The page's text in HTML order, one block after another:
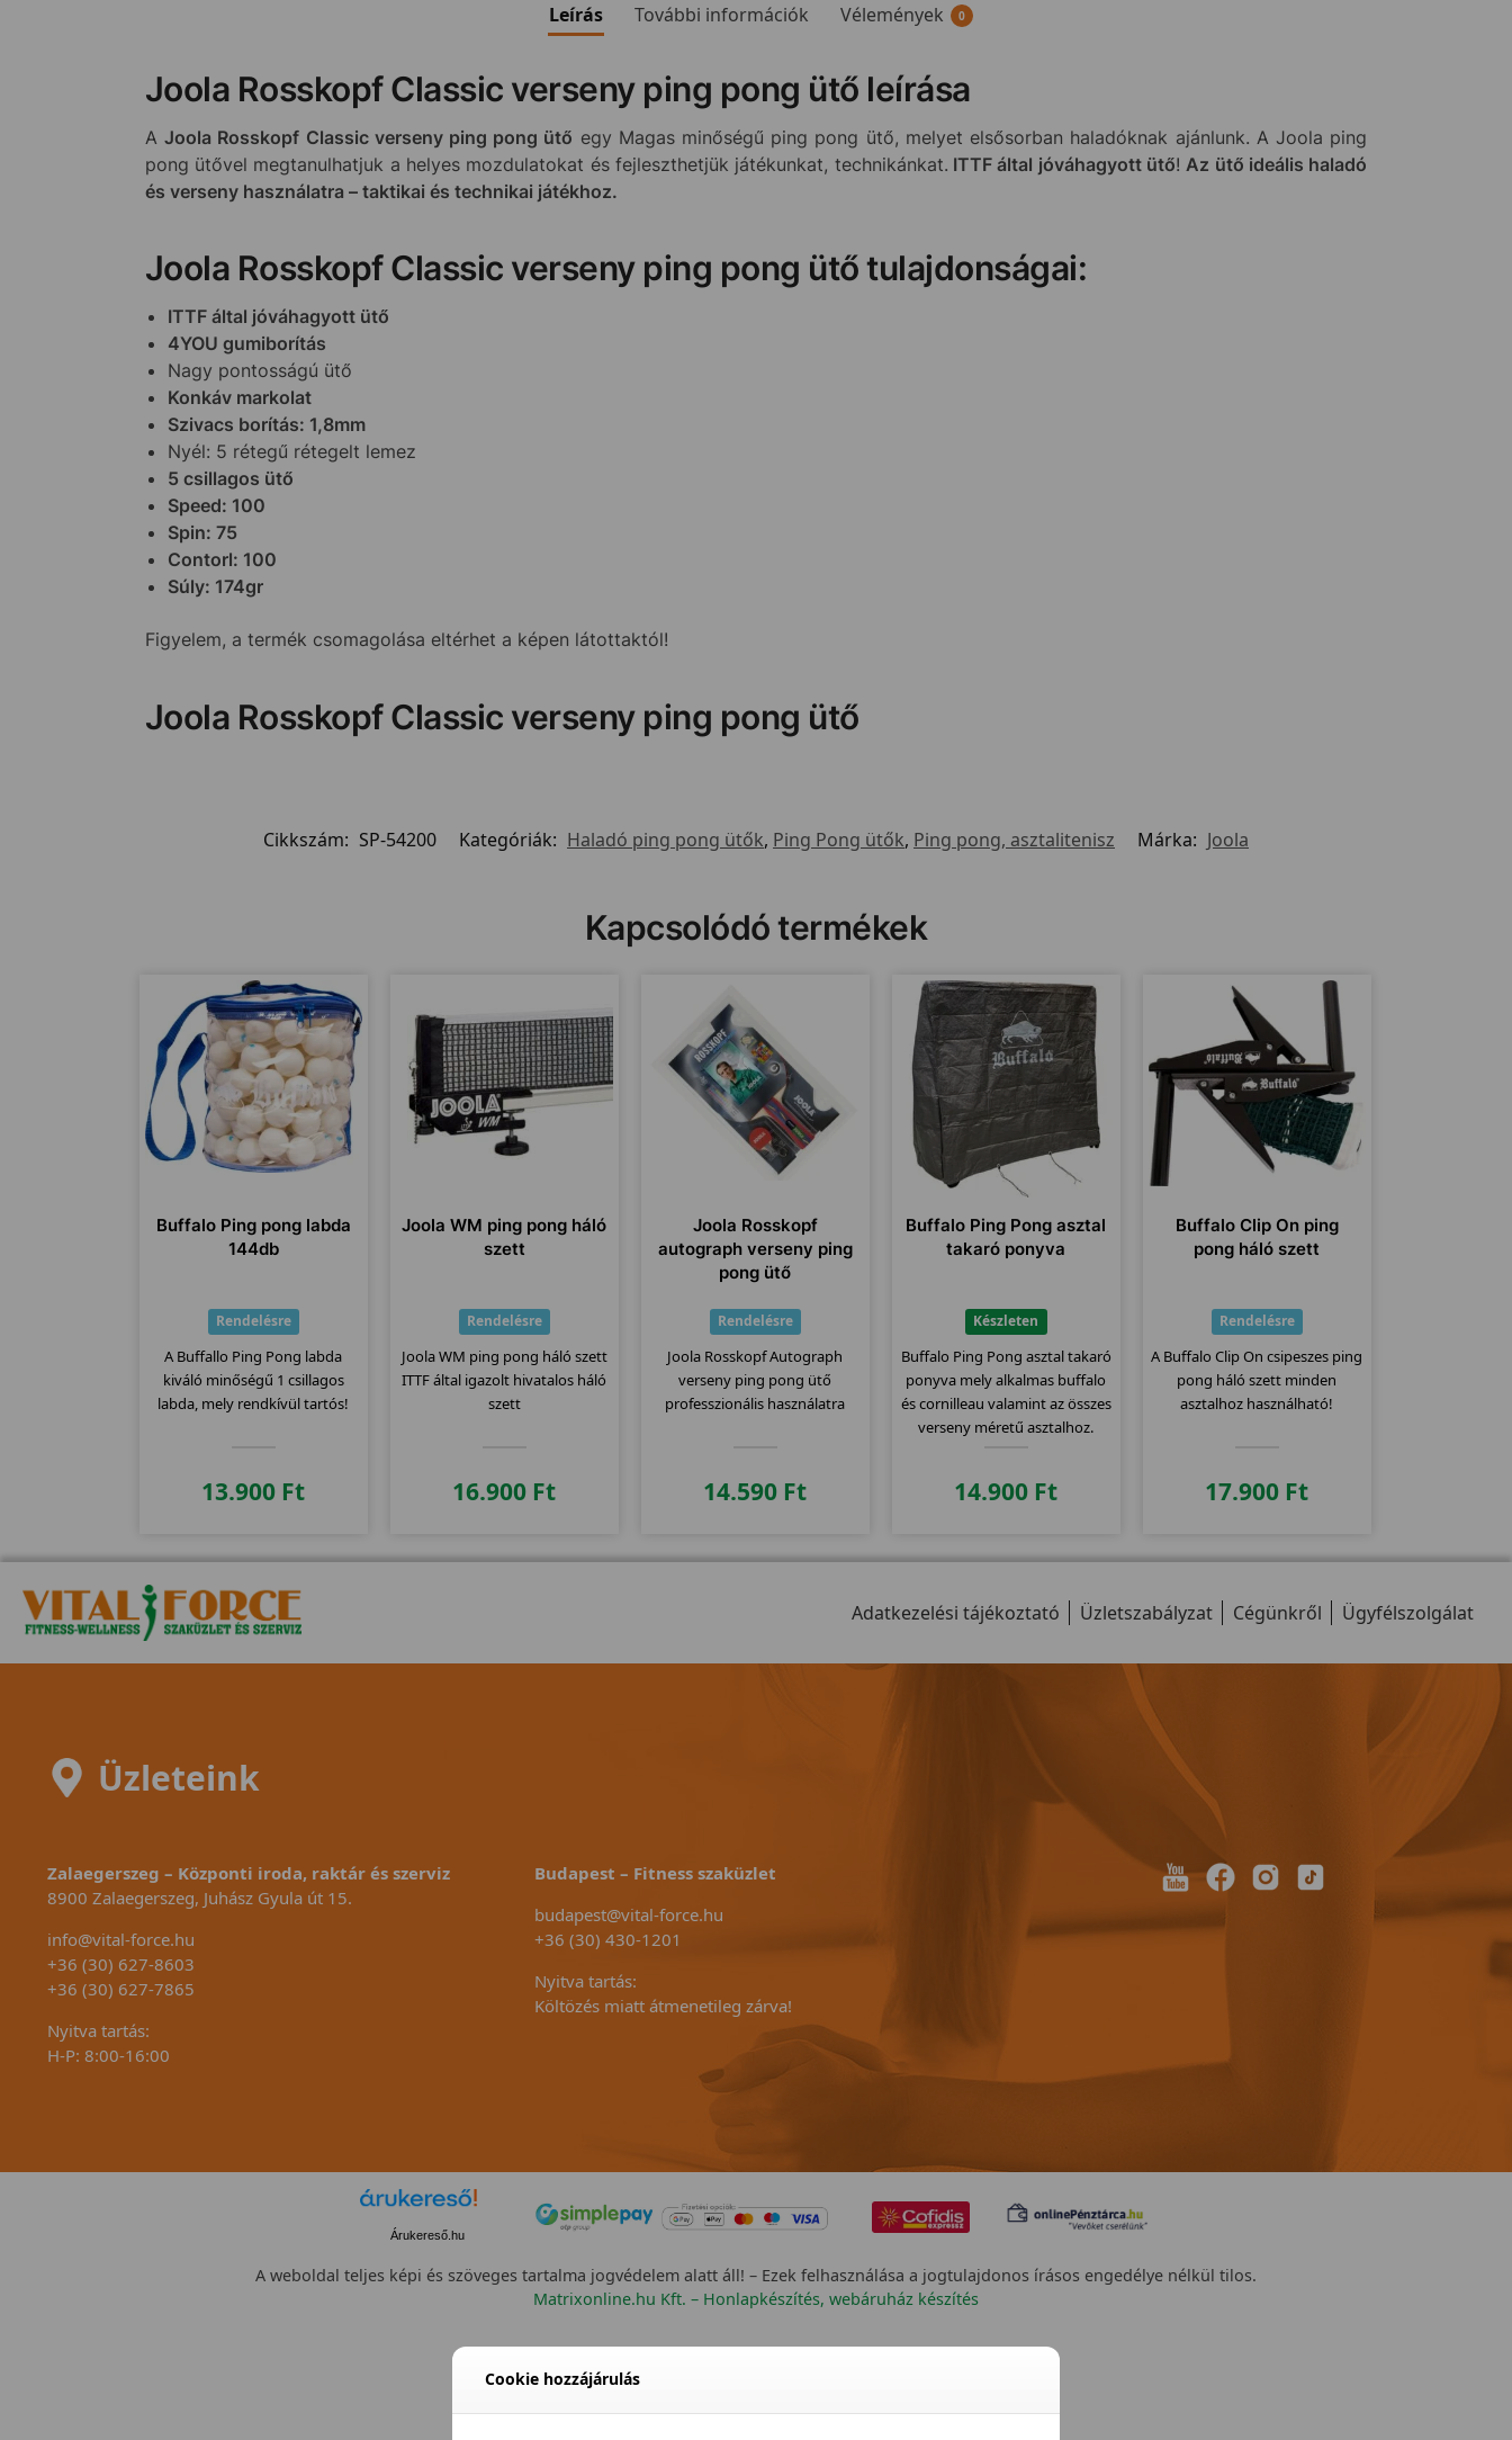
Leírás További információk Vélemények 0
Joola Rosskopf Classic verseny ping pong ütő leírása
AJoola Rosskopf Classic verseny ping pong ütő egy Magas minőségű ping pong ütő, melyet elsősorban haladóknak ajánlunk. A Joola ping
pong ütővel megtanulhatjuk a helyes mozdulatokat és fejleszthetjük játékunkat, technikánkat. ITTF által jóváhagyott ütő! Az ütő ideális haladó
és verseny használatra –taktikai és technikai játékhoz.
Joola Rosskopf Classic verseny ping pong ütő tulajdonságai:
ITTF által jóváhagyott ütő
4YOU gumiborítás
Nagy pontosságú ütő
Konkáv markolat
Szivacs borítás: 1,8mm
Nyél: 5 rétegű rétegelt lemez
5 csillagos ütő
Speed: 100
Spin: 75
Contorl: 100
Súly: 174gr
Figyelem, a termék csomagolása eltérhet a képen látottaktól!
Joola Rosskopf Classic verseny ping pong ütő
Cikkszám: SP-54200 Kategóriák: Haladó ping pong ütők, Ping Pong ütők, Ping pong, asztalitenisz Márka: Joola
Kapcsolódó termékek
Buffalo Ping pong labda
144db
Rendelésre
A Buffallo Ping Pong labda
kiváló minőségű 1 csillagos
labda, mely rendkívül tartós!
13.900 Ft
Joola WM ping pong háló
szett
Rendelésre
Joola WM ping pong háló szett
ITTF által igazolt hivatalos háló
szett
16.900 Ft
Joola Rosskopf
autograph verseny ping
pong ütő
Rendelésre
Joola Rosskopf Autograph
verseny ping pong ütő
professzionális használatra
14.590 Ft
Buffalo Ping Pong asztal
takaró ponyva
Készleten
Buffalo Ping Pong asztal takaró
ponyva mely alkalmas buffalo
és cornilleau valamint az összes
verseny méretű asztalhoz.
14.900 Ft
Buffalo Clip On ping
pong háló szett
Rendelésre
A Buffalo Clip On csipeszes ping
pong háló szett minden
asztalhoz használható!
17.900 Ft
Adatkezelési tájékoztató Üzletszabályzat Cégünkről Ügyfélszolgálat
Üzleteink
Zalaegerszeg – Központi iroda, raktár és szerviz
8900 Zalaegerszeg, Juhász Gyula út 15.
info@vital-force.hu
+36 (30) 627-8603
+36 (30) 627-7865
Nyitva tartás:
H-P: 8:00-16:00
Budapest – Fitness szaküzlet
budapest@vital-force.hu
+36 (30) 430-1201
Nyitva tartás:
Költözés miatt átmenetileg zárva!
Árukereső.hu
A weboldal teljes képi és szöveges tartalma jogvédelem alatt áll! – Ezek felhasználása a jogtulajdonos írásos engedélye nélkül tilos.
Matrixonline.hu Kft. – Honlapkészítés, webáruház készítés
Cookie hozzájárulás